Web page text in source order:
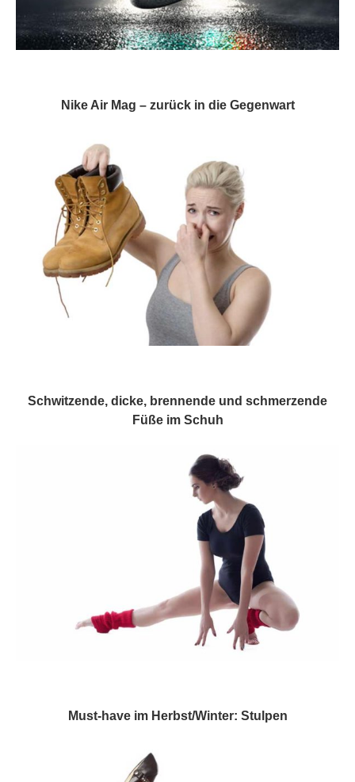
Nike Air Mag – zurück in die Gegenwart
Schwitzende, dicke, brennende und schmerzende
Füße im Schuh
Must-have im Herbst/Winter: Stulpen